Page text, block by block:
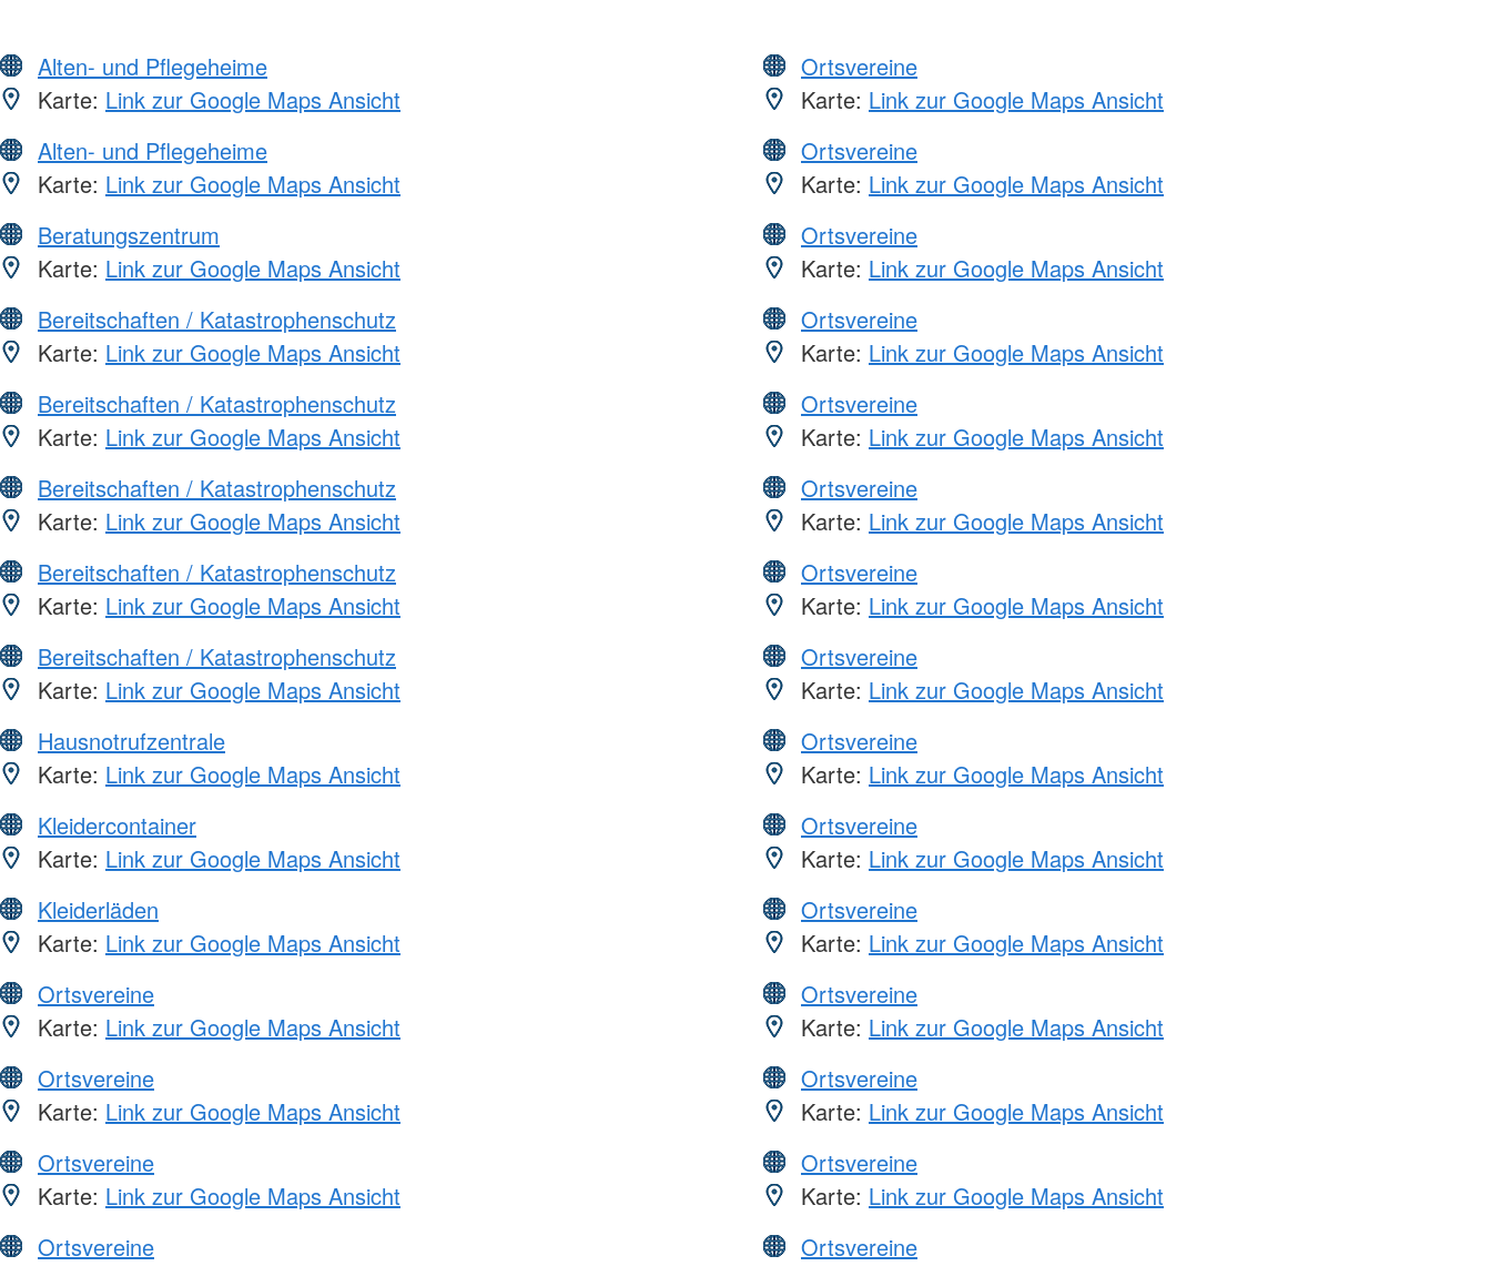
Alten- und Pflegeheime
Karte: Link zur Google Maps Ansicht
Alten- und Pflegeheime
Karte: Link zur Google Maps Ansicht
Beratungszentrum
Karte: Link zur Google Maps Ansicht
Bereitschaften / Katastrophenschutz
Karte: Link zur Google Maps Ansicht
Bereitschaften / Katastrophenschutz
Karte: Link zur Google Maps Ansicht
Bereitschaften / Katastrophenschutz
Karte: Link zur Google Maps Ansicht
Bereitschaften / Katastrophenschutz
Karte: Link zur Google Maps Ansicht
Bereitschaften / Katastrophenschutz
Karte: Link zur Google Maps Ansicht
Hausnotrufzentrale
Karte: Link zur Google Maps Ansicht
Kleidercontainer
Karte: Link zur Google Maps Ansicht
Kleiderläden
Karte: Link zur Google Maps Ansicht
Ortsvereine
Karte: Link zur Google Maps Ansicht
Ortsvereine
Karte: Link zur Google Maps Ansicht
Ortsvereine
Karte: Link zur Google Maps Ansicht
Ortsvereine
Ortsvereine
Karte: Link zur Google Maps Ansicht
Ortsvereine
Karte: Link zur Google Maps Ansicht
Ortsvereine
Karte: Link zur Google Maps Ansicht
Ortsvereine
Karte: Link zur Google Maps Ansicht
Ortsvereine
Karte: Link zur Google Maps Ansicht
Ortsvereine
Karte: Link zur Google Maps Ansicht
Ortsvereine
Karte: Link zur Google Maps Ansicht
Ortsvereine
Karte: Link zur Google Maps Ansicht
Ortsvereine
Karte: Link zur Google Maps Ansicht
Ortsvereine
Karte: Link zur Google Maps Ansicht
Ortsvereine
Karte: Link zur Google Maps Ansicht
Ortsvereine
Karte: Link zur Google Maps Ansicht
Ortsvereine
Karte: Link zur Google Maps Ansicht
Ortsvereine
Karte: Link zur Google Maps Ansicht
Ortsvereine